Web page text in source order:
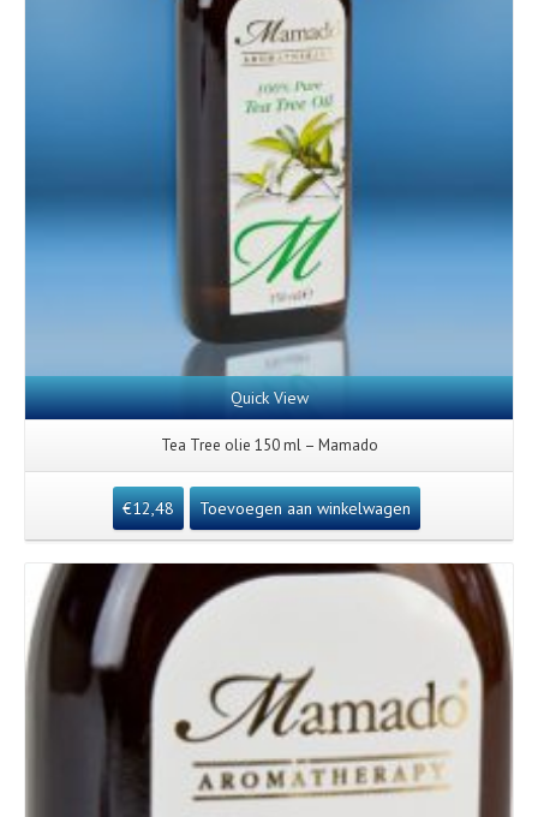
Quick View
Tea Tree olie 150 ml – Mamado
€12,48 Toevoegen aan winkelwagen